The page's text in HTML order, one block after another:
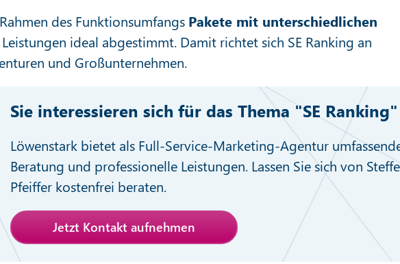
des Funktionsumfangs Pakete mit unterschiedlichen
ideal abgestimmt. Damit richtet sich SE Ranking an
und Großunternehmen.
Sie interessieren sich für das Thema "SE Ranking"
Löwenstark bietet als Full-Service-Marketing-Agentur
Beratung und professionelle Leistungen. Lassen Sie sich von
Pfeiffer kostenfrei beraten.
Jetzt Kontakt aufnehmen